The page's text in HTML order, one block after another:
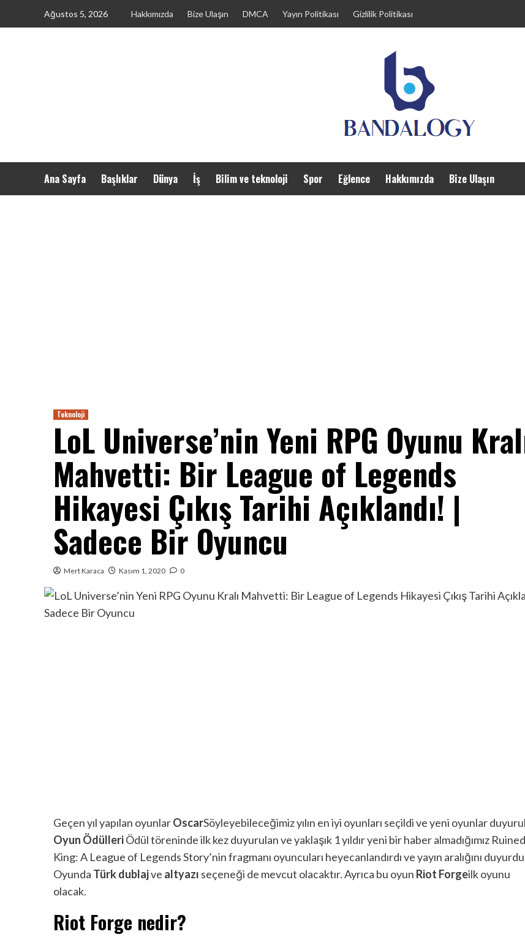
Ağustos 5, 2026 Hakkımızda Bize Ulaşın DMCA Yayın Politikası Gizlilik Politikası
Ana Sayfa Başlıklar Dünya İş Bilim ve teknoloji Spor Eğlence Hakkımızda Bize Ulaşın
Teknoloji
LoL Universe’nin Yeni RPG Oyunu
Mahvetti: Bir League of Legends
Hikayesi Çıkış Tarihi Açıklandı! |
Sadece Bir Oyuncu
Mert Karaca Kasım 1, 2020 0
Geçen yıl yapılan oyunlarOscarSöyleyebileceğimiz yılın en iyi oyunları seçildi ve yeni oyunlar
Oyun ÖdülleriÖdül töreninde ilk kez duyurulan ve yaklaşık 1 yıldır yeni bir haber almadığımız Ruined
King: A League of Legends Story’nin fragmanı oyuncuları heyecanlandırdı ve yayın aralığını
Oyunda Türkdublajve altyazı seçeneği de mevcut olacaktır. Ayrıca bu oyun Riot Forgeilk oyunu
olacak.
Riot Forge nedir?